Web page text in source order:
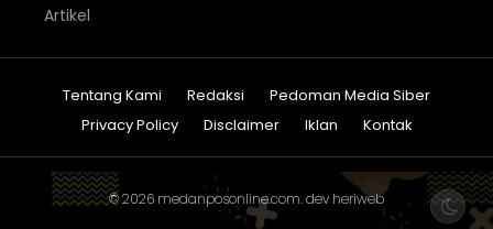
Artikel
Tentang Kami Redaksi
Pedoman Media Siber
Privacy Policy
Disclaimer Iklan Kontak
© 2026 medanposonline.com. dev heriweb